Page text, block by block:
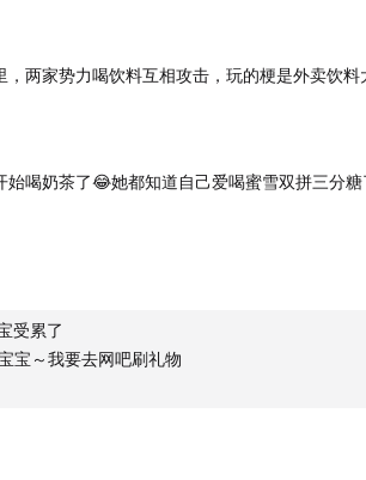
两家势力喝饮料互相攻击，玩的梗是外卖饮料
始喝奶茶了😂她都知道自己爱喝蜜雪双拼三分糖
受累了
宝～我要去网吧刷礼物